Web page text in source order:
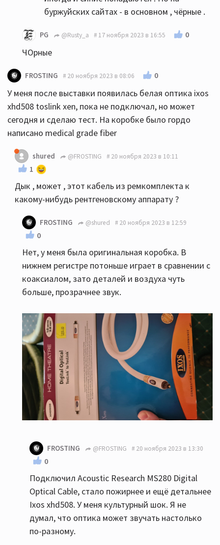
буржуйских сайтах - в основном , чёрные .
PG @Rusty_a 17 ноября 2023 в 16:55 0
ЧОрные
FROSTING 20 ноября 2023 в 08:06 0
У меня после выставки появилась белая оптика ixos
xhd508 toslink xen, пока не подключал, но может
сегодня и сделаю тест. На коробке было гордо
написано medical grade fiber
shured @FROSTING 20 ноября 2023 в 10:11
1
Дык , может , этот кабель из ремкомплекта к
какому-нибудь рентгеновскому аппарату ?
FROSTING @shured 20 ноября 2023 в 12:59
0
Нет, у меня была оригинальная коробка. В
нижнем регистре потоньше играет в сравнении с
коаксиалом, зато деталей и воздуха чуть
больше, прозрачнее звук.
FROSTING @FROSTING 20 ноября 2023 в 13:30
0
Подключил Acoustic Research MS280 Digital
Optical Cable, стало пожирнее и ещё детальнее
Ixos xhd508. У меня культурный шок. Я не
думал, что оптика может звучать настолько
по-разному.